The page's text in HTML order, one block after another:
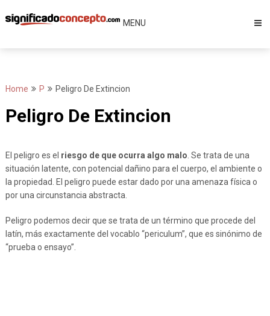
to
MENU
Home P Peligro De Extincion
Peligro De Extincion
El peligro es el riesgo de que ocurra algo malo . Se trata de una
situación latente, con potencial dañino para el cuerpo, el ambiente o
la propiedad. El peligro puede estar dado por una amenaza física o
por una circunstancia abstracta.
Peligro podemos decir que se trata de un término que procede del
latín, más exactamente del vocablo “periculum”, que es sinónimo de
“prueba o ensayo”.